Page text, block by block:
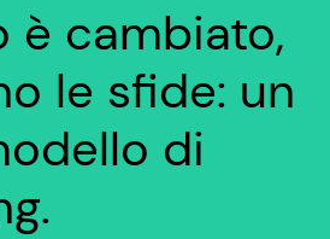
è cambiato,
le sfide: un
di